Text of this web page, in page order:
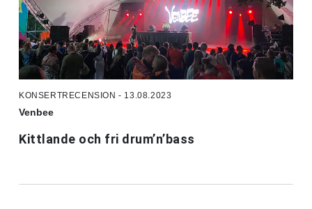
KONSERTRECENSION - 13.08.2023
Venbee
Kittlande och fri drum’n’bass